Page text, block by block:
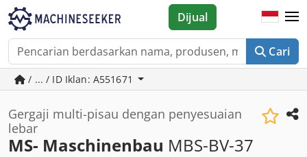
Cari
Dijual
/ ... / ID Iklan: A551671
Gergaji multi-pisau dengan penyesuaian
lebar
MS- Maschinenbau MBS-BV-37